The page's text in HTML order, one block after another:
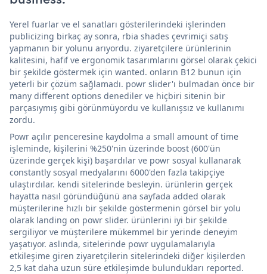
Yerel fuarlar ve el sanatları gösterilerindeki işlerinden
publicizing birkaç ay sonra, rbia shades çevrimiçi satış
yapmanın bir yolunu arıyordu. ziyaretçilere ürünlerinin
kalitesini, hafif ve ergonomik tasarımlarını görsel olarak çekici
bir şekilde göstermek için wanted. onların B12 bunun için
yeterli bir çözüm sağlamadı. powr slider'ı bulmadan önce bir
many different options denediler ve hiçbiri sitenin bir
parçasıymış gibi görünmüyordu ve kullanışsız ve kullanımı
zordu.
Powr açılır penceresine kaydolma a small amount of time
işleminde, kişilerini %250'nin üzerinde boost (600'ün
üzerinde gerçek kişi) başardılar ve powr sosyal kullanarak
constantly sosyal medyalarını 6000'den fazla takipçiye
ulaştırdılar. kendi sitelerinde besleyin. ürünlerin gerçek
hayatta nasıl göründüğünü ana sayfada added olarak
müşterilerine hızlı bir şekilde göstermenin görsel bir yolu
olarak landing on powr slider. ürünlerini iyi bir şekilde
sergiliyor ve müşterilere mükemmel bir yerinde deneyim
yaşatıyor. aslında, sitelerinde powr uygulamalarıyla
etkileşime giren ziyaretçilerin sitelerindeki diğer kişilerden
2,5 kat daha uzun süre etkileşimde bulundukları reported.